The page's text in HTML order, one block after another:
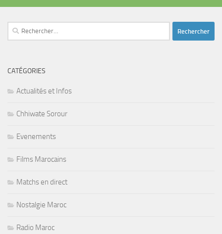
Rechercher :
CATÉGORIES
Actualités et Infos
Chhiwate Sorour
Evenements
Films Marocains
Matchs en direct
Nostalgie Maroc
Radio Maroc